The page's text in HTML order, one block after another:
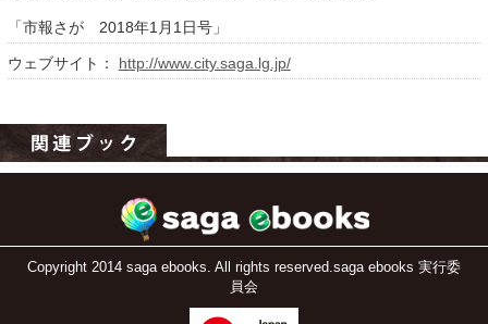
「市報さが 2018年1月1日号」
ウェブサイト： http://www.city.saga.lg.jp/
Copyright 2014 saga ebooks. All rights reserved.saga ebooks 実行委
員会
運営：福博印刷
運営会社
サイトマップ